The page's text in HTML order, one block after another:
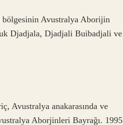
bölgesinin Avustralya Aborijin
Djadjala, Djadjali Buibadjali ve
Avustralya anakarasında ve
Aborjinleri Bayrağı. 1995